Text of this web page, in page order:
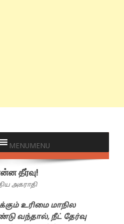
MENUMENU
தீர்வு!
அகராதி
உரிமை மாநில
வந்தால், நீட் தேர்வு